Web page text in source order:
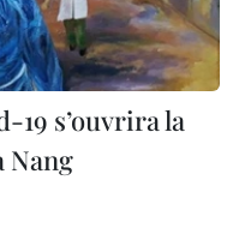
19 s’ouvrira la
Nang